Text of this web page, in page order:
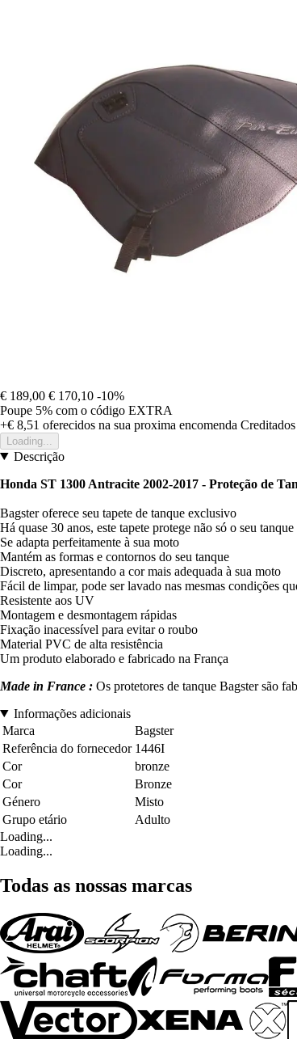
€ 189,00 € 170,10 -10%
Poupe 5% com o código EXTRA
+€ 8,51 oferecidos na sua proxima encomenda
Loading...
Descrição
Honda ST 1300 Antracite 2002-2017 - Proteção de
Bagster oferece seu tapete de tanque exclusivo
Há quase 30 anos, este tapete protege não só o seu
Se adapta perfeitamente à sua moto
Mantém as formas e contornos do seu tanque
Discreto, apresentando a cor mais adequada à sua moto
Fácil de limpar, pode ser lavado nas mesmas condições
Resistente aos UV
Montagem e desmontagem rápidas
Fixação inacessível para evitar o roubo
Material PVC de alta resistência
Um produto elaborado e fabricado na França
Made in France : Os protetores de tanque Bagster são
Informações adicionais
Marca
Bagster
Referência do fornecedor 1446I
Cor
bronze
Cor
Bronze
Género
Misto
Grupo etário
Adulto
Loading...
Loading...
Todas as nossas marcas